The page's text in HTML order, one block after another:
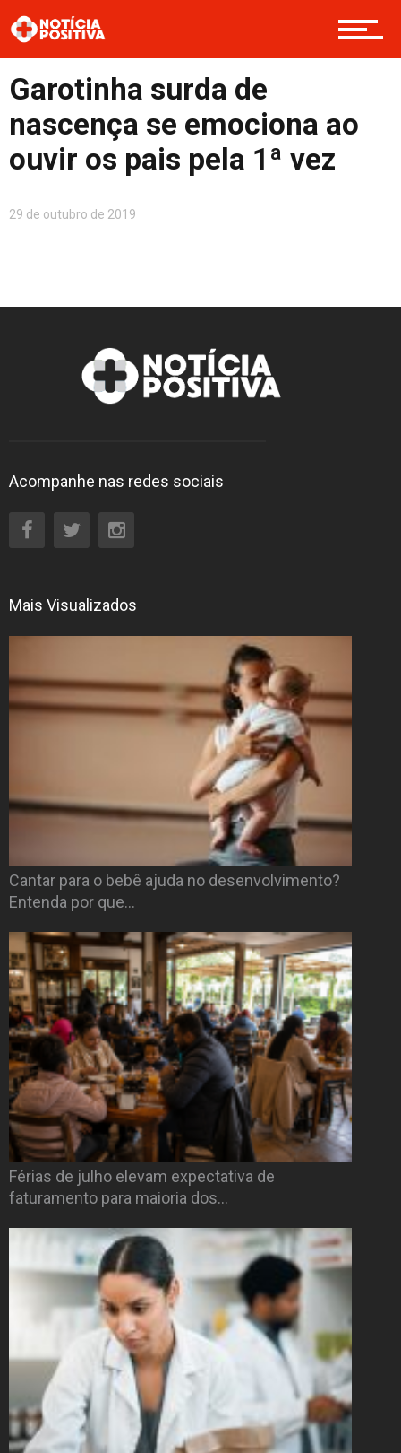
Internacional
Saúde & Bem-estar
Entretenimento
Garotinha surda de
nascença se emociona ao
ouvir os pais pela 1ª vez
29 de outubro de 2019
Acompanhe nas redes sociais
Mais Visualizados
Cantar para o bebê ajuda no desenvolvimento?
Entenda por que…
Férias de julho elevam expectativa de
faturamento para maioria dos…